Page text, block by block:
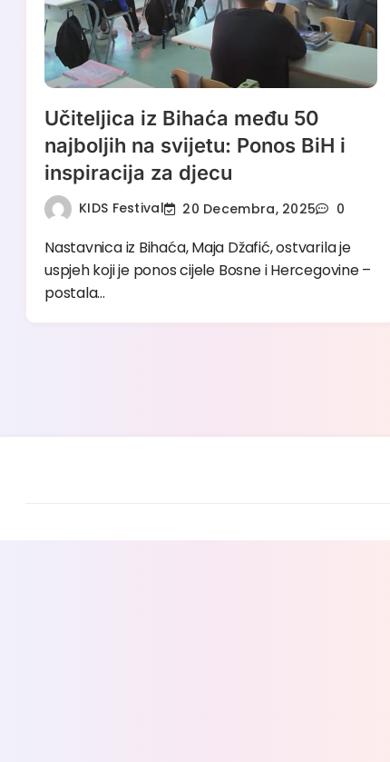
Učiteljica iz Bihaća među 50
najboljih na svijetu: Ponos BiH i
inspiracija za djecu
KIDS Festival 20 Decembra, 2025 0
Nastavnica iz Bihaća, Maja Džafić, ostvarila je
uspjeh koji je ponos cijele Bosne i Hercegovine –
postala…